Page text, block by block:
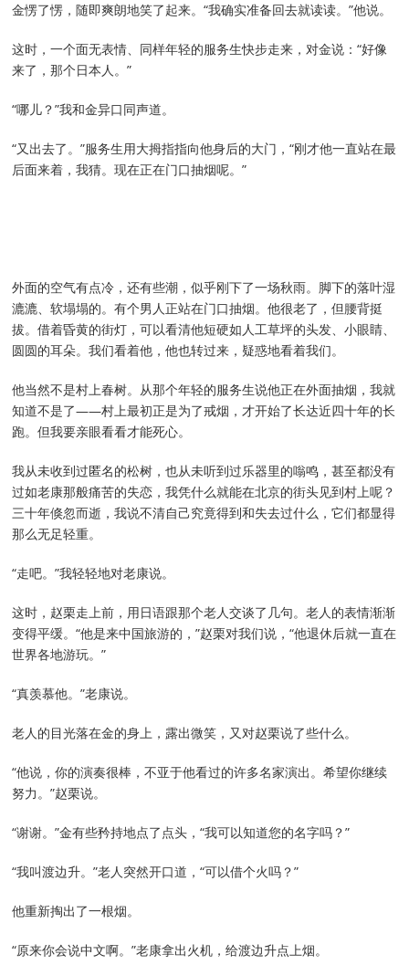
金愣了愣，随即爽朗地笑了起来。“我确实准备回去就读读。”他说。
这时，一个面无表情、同样年轻的服务生快步走来，对金说：“好像
来了，那个日本人。”
“哪儿？”我和金异口同声道。
“又出去了。”服务生用大拇指指向他身后的大门，“刚才他一直站在最
后面来着，我猜。现在正在门口抽烟呢。”
外面的空气有点冷，还有些潮，似乎刚下了一场秋雨。脚下的落叶湿
漉漉、软塌塌的。有个男人正站在门口抽烟。他很老了，但腰背挺
拔。借着昏黄的街灯，可以看清他短硬如人工草坪的头发、小眼睛、
圆圆的耳朵。我们看着他，他也转过来，疑惑地看着我们。
他当然不是村上春树。从那个年轻的服务生说他正在外面抽烟，我就
知道不是了——村上最初正是为了戒烟，才开始了长达近四十年的长
跑。但我要亲眼看看才能死心。
我从未收到过匿名的松树，也从未听到过乐器里的嗡鸣，甚至都没有
过如老康那般痛苦的失恋，我凭什么就能在北京的街头见到村上呢？
三十年倏忽而逝，我说不清自己究竟得到和失去过什么，它们都显得
那么无足轻重。
“走吧。”我轻轻地对老康说。
这时，赵栗走上前，用日语跟那个老人交谈了几句。老人的表情渐渐
变得平缓。“他是来中国旅游的，”赵栗对我们说，“他退休后就一直在
世界各地游玩。”
“真羡慕他。”老康说。
老人的目光落在金的身上，露出微笑，又对赵栗说了些什么。
“他说，你的演奏很棒，不亚于他看过的许多名家演出。希望你继续
努力。”赵栗说。
“谢谢。”金有些矜持地点了点头，“我可以知道您的名字吗？”
“我叫渡边升。”老人突然开口道，“可以借个火吗？”
他重新掏出了一根烟。
“原来你会说中文啊。”老康拿出火机，给渡边升点上烟。